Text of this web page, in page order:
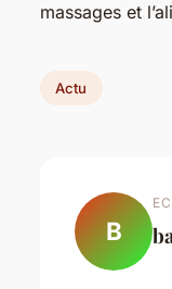
massages et
Actu
B